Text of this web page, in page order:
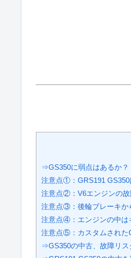
⇒GS350に弱点はあるか？
注意点①：GRS191 GS350
注意点②：V6エンジンの
注意点③：後輪ブレーキか
注意点④：エンジンの中は
注意点⑤：カスタムされた
⇒GS350の中古、故障リス